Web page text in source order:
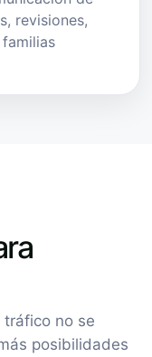
revisiones,
tráfico no se
posibilidades